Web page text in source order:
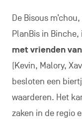
De Bisous
PlanBis in
met vrienden
(Kevin, Malory,
besloten een
waarderen. Het
zaken in de regio